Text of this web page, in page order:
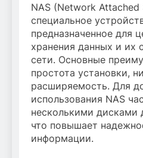
NAS (Network
специальное
предназначенное для
хранения данных и их
сети. Основные
простота установки,
расширяемость. Для
использования NAS
несколькими дисками
что повышает
информации.